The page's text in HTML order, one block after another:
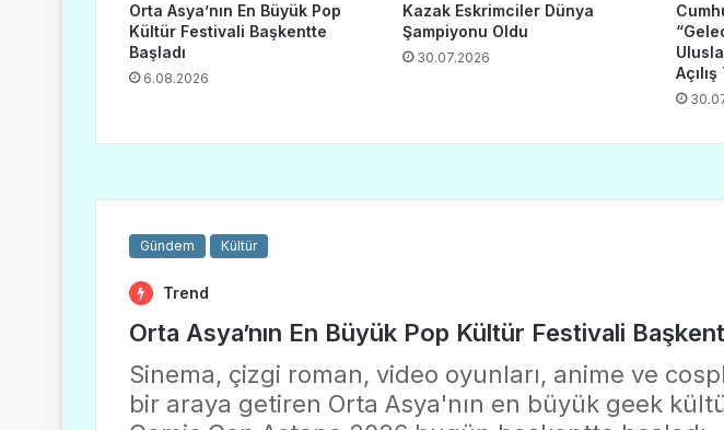
Orta Asya’nın En Büyük Pop
Kültür Festivali Başkentte
Başladı
6.08.2026
Kazak Eskrimciler Dünya
Şampiyonu Oldu
30.07.2026